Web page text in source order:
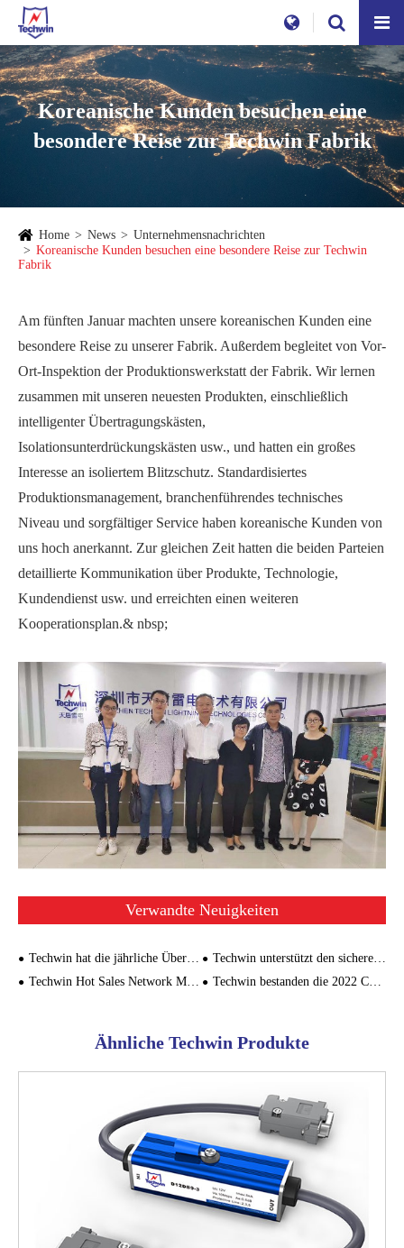
Koreanische Kunden besuchen eine
besondere Reise zur Techwin Fabrik
Home News
Unternehmensnachrichten
Koreanische Kunden besuchen eine besondere Reise zur Techwin
Fabrik
Am fünften Januar machten unsere koreanischen Kunden eine
besondere Reise zu unserer Fabrik. Außerdem begleitet von Vor-
Ort-Inspektion der Produktionswerkstatt der Fabrik. Wir lernen
zusammen mit unseren neuesten Produkten, einschließlich
intelligenter Übertragungskästen,
Isolationsunterdrückungskästen usw., und hatten ein großes
Interesse an isoliertem Blitzschutz. Standardisiertes
Produktionsmanagement, branchenführendes technisches
Niveau und sorgfältiger Service haben koreanische Kunden von
uns hoch anerkannt. Zur gleichen Zeit hatten die beiden Parteien
detaillierte Kommunikation über Produkte, Technologie,
Kundendienst usw. und erreichten einen weiteren
Kooperationsplan.& nbsp;
Verwandte Neuigkeiten
Techwin hat die jährliche Überwachung und Prüfung des ISO-Managementsystems erfolgreich bestanden
Techwin unterstützt den sicheren Betrieb des Überwachungssystems der Shenzhen Universidad
Techwin Hot Sales Network Modell Produkte zugeschnitten für Xiamen Metro
Techwin bestanden die 2022 CQC China Quality System Certification Annual Review
Ähnliche Techwin Produkte